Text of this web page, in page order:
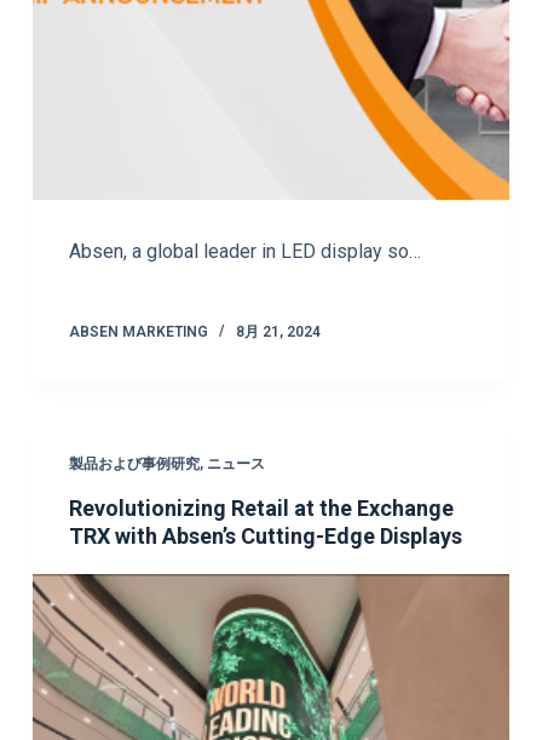
Absen, a global leader in LED display so…
ABSEN MARKETING 8月 21, 2024
製品および事例研究, ニュース
Revolutionizing Retail at the Exchange
TRX with Absen’s Cutting-Edge Displays